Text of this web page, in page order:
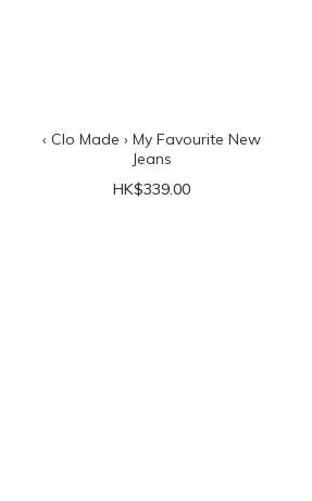
‹ Clo Made › My Favourite New
Jeans
HK$339.00